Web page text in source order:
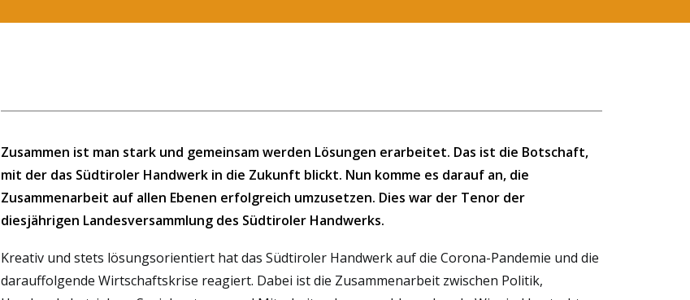
Zusammen ist man stark und gemeinsam werden Lösungen erarbeitet. Das ist die Botschaft,
mit der das Südtiroler Handwerk in die Zukunft blickt. Nun komme es darauf an, die
Zusammenarbeit auf allen Ebenen erfolgreich umzusetzen. Dies war der Tenor der
diesjährigen Landesversammlung des Südtiroler Handwerks.
Kreativ und stets lösungsorientiert hat das Südtiroler Handwerk auf die Corona-Pandemie und die
darauffolgende Wirtschaftskrise reagiert. Dabei ist die Zusammenarbeit zwischen Politik,